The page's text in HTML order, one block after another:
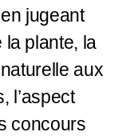
jugeant
la plante, la
aux
l’aspect
concours